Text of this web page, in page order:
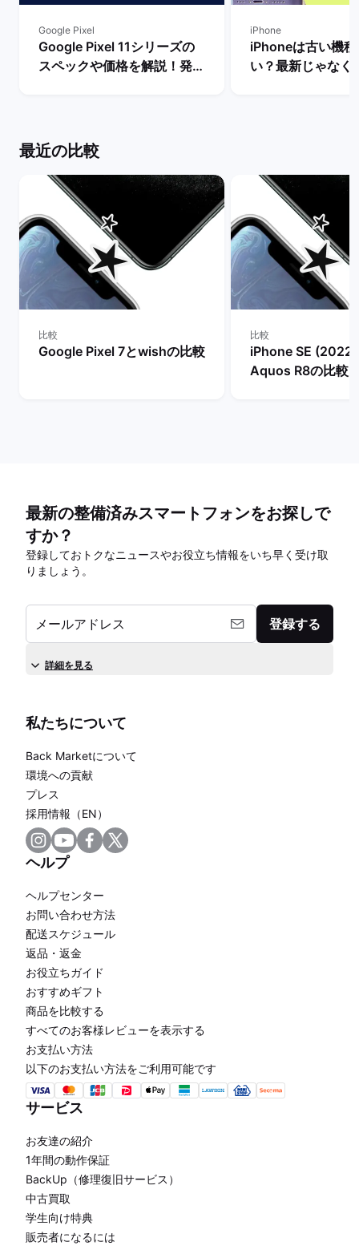
Google Pixel
Google Pixel 11シリーズの
スペックや価格を解説！発売
iPhone
iPhoneは古い機
い？最新じゃなく
最近の比較
比較
Google Pixel 7とwishの比較
比較
iPhone SE
Aquos R8の比較
最新の整備済みスマートフォンをお探しで
すか？
登録しておトクなニュースやお役立ち情報をいち早く受け取
りましょう。
メールアドレス 登録する
詳細を見る
私たちについて
Back Marketについて
環境への貢献
プレス
採用情報（EN）
ヘルプ
ヘルプセンター
お問い合わせ方法
配送スケジュール
返品・返金
お役立ちガイド
おすすめギフト
商品を比較する
すべてのお客様レビューを表示する
お支払い方法
以下のお支払い方法をご利用可能です
サービス
お友達の紹介
1年間の動作保証
BackUp（修理復旧サービス）
中古買取
学生向け特典
販売者になるには